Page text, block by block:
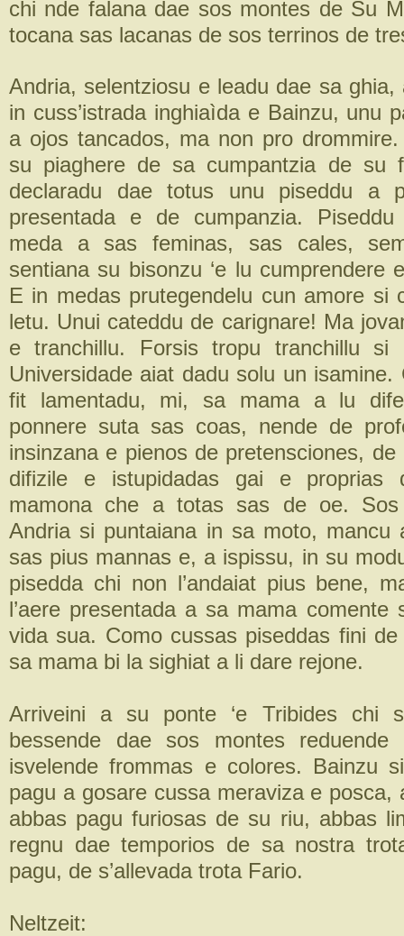
chi nde falana dae sos montes de Su
tocana sas lacanas de sos terrinos de
Andria, selentziosu e leadu dae sa ghia,
in cuss’istrada inghiaìda e Bainzu, unu
a ojos tancados, ma non pro
su piaghere de sa cumpantzia de su
declaradu dae totus unu piseddu a
presentada e de cumpanzia.
meda a sas feminas, sas cales,
sentiana su bisonzu ‘e lu
E in medas prutegendelu cun amore si
letu. Unui cateddu de carignare! Ma
e tranchillu. Forsis tropu tranchillu si
Universidade aiat dadu solu un
fit lamentadu, mi, sa mama a lu
ponnere suta sas coas, nende de
insinzana e pienos de pretensciones, de
difizile e istupidadas gai e proprias
mamona che a totas sas de oe. Sos
Andria si puntaiana in sa moto, mancu
sas pius mannas e, a ispissu, in su
pisedda chi non l’andaiat pius bene,
l’aere presentada a sa mama comente
vida sua. Como cussas piseddas fini
sa mama bi la sighiat a li dare rejone.
Arriveini a su ponte ‘e Tribides chi
bessende dae sos montes
isvelende frommas e colores. Bainzu
pagu a gosare cussa meraviza e posca,
abbas pagu furiosas de su riu, abbas
regnu dae temporios de sa nostra
pagu, de s’allevada trota Fario.
Neltzeit: